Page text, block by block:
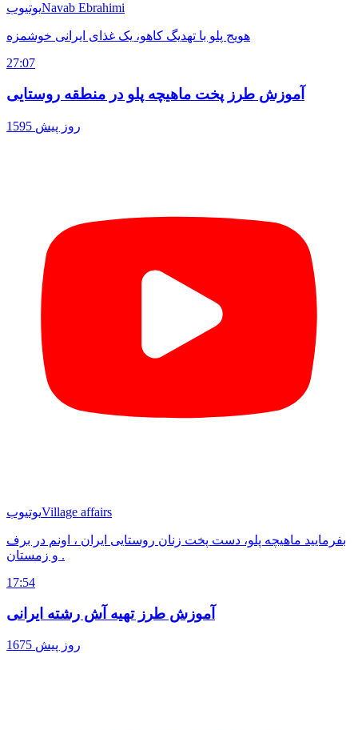
یوتیوبNavab Ebrahimi
هویج پلو با تهدیگ کاهو، یک غذای ایرانی خوشمزه
27:07
آموزش طرز پخت ماهیچه پلو در منطقه روستایی
1595 روز پیش
یوتیوبVillage affairs
بفرمایید ماهیچه پلو، دست پخت زنان روستایی ایران ، اونم در برف
و زمستان .
17:54
آموزش طرز تهیه آش رشته ایرانی
1675 روز پیش